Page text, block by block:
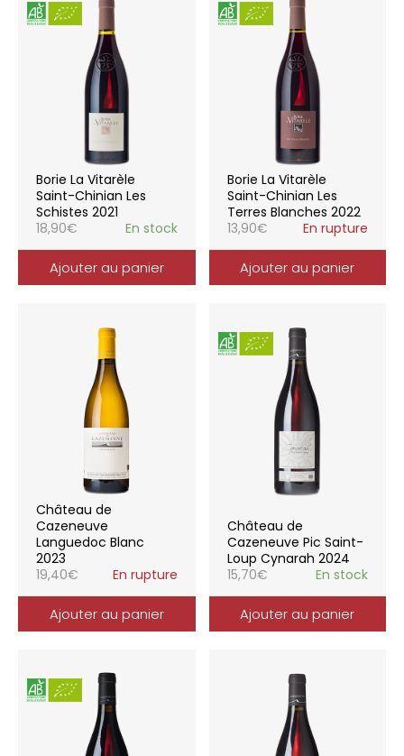
Borie La Vitarèle
Saint-Chinian Les
Schistes 2021
18,90€ En stock
Ajouter au panier
Borie La Vitarèle
Saint-Chinian Les
Terres Blanches 2022
13,90€ En rupture
Ajouter au panier
Château de
Cazeneuve
Languedoc Blanc
2023
19,40€ En rupture
Ajouter au panier
Château de
Cazeneuve Pic Saint-
Loup Cynarah 2024
15,70€ En stock
Ajouter au panier